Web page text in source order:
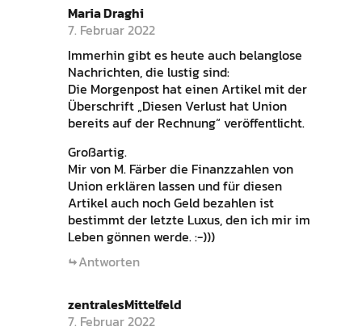
Maria Draghi
7. Februar 2022
Immerhin gibt es heute auch belanglose
Nachrichten, die lustig sind:
Die Morgenpost hat einen Artikel mit der
Überschrift „Diesen Verlust hat Union
bereits auf der Rechnung“ veröffentlicht.
Großartig.
Mir von M. Färber die Finanzzahlen von
Union erklären lassen und für diesen
Artikel auch noch Geld bezahlen ist
bestimmt der letzte Luxus, den ich mir im
Leben gönnen werde. :-)))
Antworten
zentralesMittelfeld
7. Februar 2022